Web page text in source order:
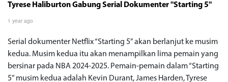
Tyrese Haliburton Gabung Serial Dokumenter "Starting 5"
1 year ago
Serial dokumenter Netflix “Starting 5” akan berlanjut ke musim
kedua. Musim kedua itu akan menampilkan lima pemain yang
bersinar pada NBA 2024-2025. Pemain-pemain dalam “Starting
5” musim kedua adalah Kevin Durant, James Harden, Tyrese